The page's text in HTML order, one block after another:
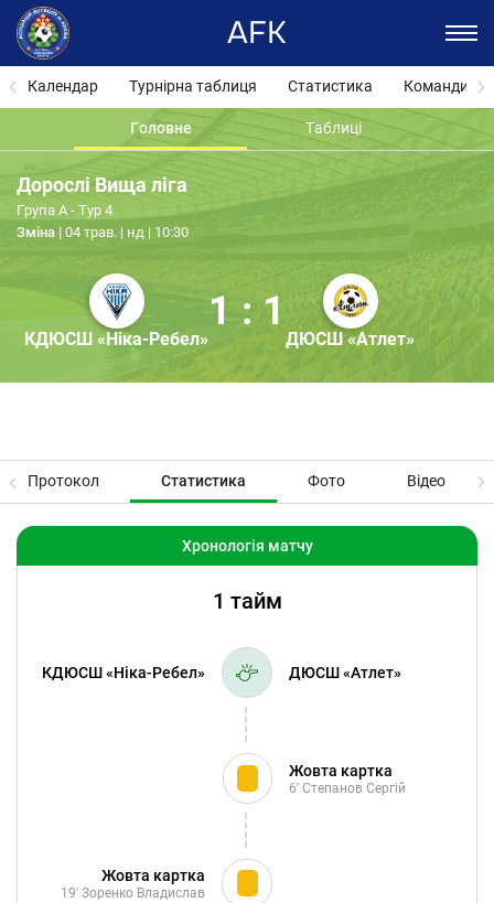
AFK
Календар Турнірна таблиця Статистика Команди
Головне Таблиці
Дорослі Вища ліга
Група А - Тур 4
КДЮСШ «Ніка-Ребел»
1 : 1
ДЮСШ «Атлет»
Зміна 04 трав. | нд | 10:30
Протокол Статистика Фото Відео
Хронологія матчу
1 тайм
КДЮСШ «Ніка-Ребел» ДЮСШ «Атлет»
Жовта картка
6'Степанов Сергій
Жовта картка
19'Зоренко Владислав